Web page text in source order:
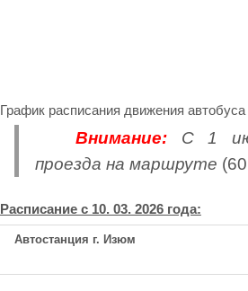
График расписания движения
Внимание: С 1
проезда на маршруте
Расписание с 10. 03. 2026 года:
Автостанция г. Изюм